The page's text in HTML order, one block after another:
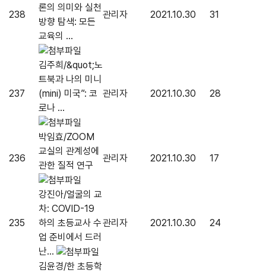
238
론의 의미와 실천
방향 탐색: 모든
교육의 ...
관리자 2021.10.30 31
237
김주희/&quot;노
트북과 나의 미니
(mini) 미국”: 코
로나 ...
관리자 2021.10.30 28
236
박임효/ZOOM
교실의 관계성에
관한 질적 연구
관리자 2021.10.30 17
235
강진아/얼굴의 교
차: COVID-19
하의 초등교사 수
업 준비에서 드러
난...
관리자 2021.10.30 24
김윤경/한 초등학